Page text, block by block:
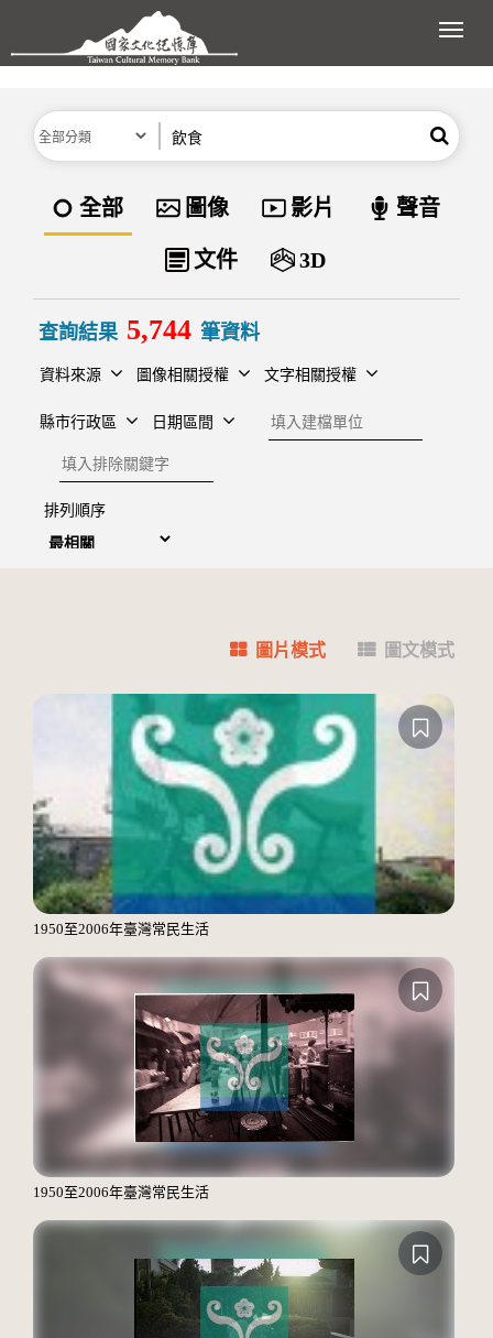
跳到主要內容區塊
展
分類 搜尋
資料類型
全部 圖像 影片 聲音
文件 3D
查詢結果 5,744 筆資料
資料來源 圖像相關授權 文字相關授權
縣市行政區 日期區間
建檔單位
排除關鍵字
排列順序
圖片模式 圖文模式
1950至2006年臺灣常民生活
1950至2006年臺灣常民生活